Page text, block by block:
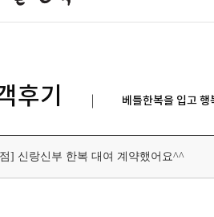
후기 베틀한복을 입고
] 신랑신부 한복 대여 계약했어요^^